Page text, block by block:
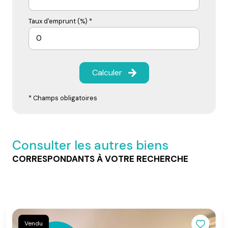
Taux d'emprunt (%) *
Calculer
* Champs obligatoires
Consulter les autres biens
CORRESPONDANTS À VOTRE RECHERCHE
Vendu